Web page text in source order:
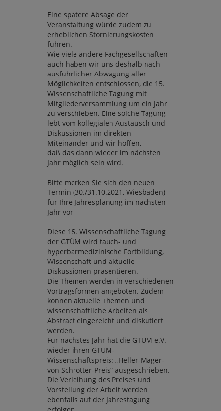
Eine spätere Absage der
Veranstaltung würde zudem zu
erheblichen Stornierungskosten
führen.
Wie viele andere Fachgesellschaften
auch haben wir uns deshalb nach
ausführlicher Abwägung aller
Möglichkeiten entschlossen, die 15.
Wissenschaftliche Tagung mit
Mitgliederversammlung um ein Jahr
zu verschieben. Eine solche Tagung
lebt vom kollegialen Austausch und
Diskussionen im direkten
Miteinander und wir hoffen,
daß das dann wieder im nächsten
Jahr möglich sein wird.
Bitte merken Sie sich den neuen
Termin (30./31.10.2021, Wiesbaden)
für Ihre Jahresplanung im nächsten
Jahr vor!
Diese 15. Wissenschaftliche Tagung
der GTÜM wird tauch- und
hyperbarmedizinische Fortbildung,
Wissenschaft und aktuelle
Diskussionen präsentieren.
Die Themen werden in verschiedenen
Vortragsformen angeboten. Zudem
können aktuelle Themen und
wissenschaftliche Arbeiten als
Abstract eingereicht und diskutiert
werden.
Für nächstes Jahr hat die GTÜM e.V.
wieder ihren GTÜM-
Wissenschaftspreis: „Heller-Mager-
von Schrötter-Preis“ ausgeschrieben.
Die Verleihung des Preises und
Vorstellung der Arbeit werden
ebenfalls auf der Jahrestagung